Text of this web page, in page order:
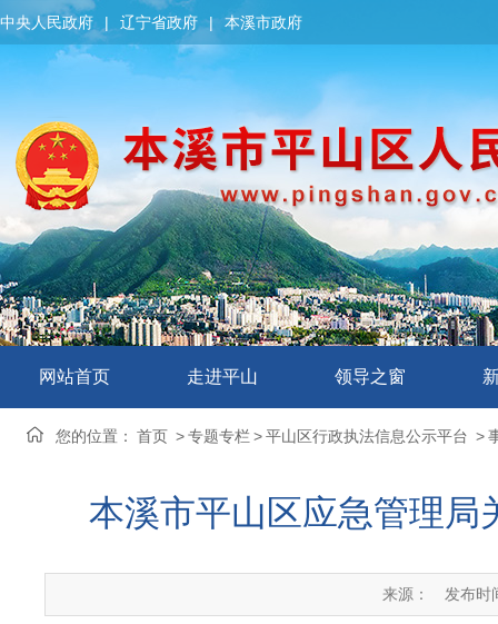
中央人民政府 | 辽宁省政府 | 本溪市政府
网站首页 走进平山 领导之窗
您的位置： 首页 >专题专栏>平山区行政执法信息公示平台 >
本溪市平山区应急管理局
来源： 发布时